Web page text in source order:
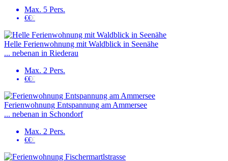
Max. 5 Pers.
€€€
Helle Ferienwohnung mit Waldblick in Seenähe
... nebenan in Riederau
Max. 2 Pers.
€€€
Ferienwohnung Entspannung am Ammersee
... nebenan in Schondorf
Max. 2 Pers.
€€€